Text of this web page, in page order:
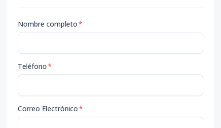
Nombre completo*
Teléfono*
Correo Electrónico*